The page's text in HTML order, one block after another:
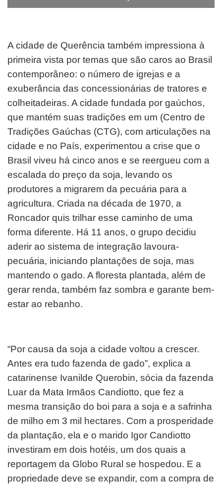
A cidade de Querência também impressiona à
primeira vista por temas que são caros ao Brasil
contemporâneo: o número de igrejas e a
exuberância das concessionárias de tratores e
colheitadeiras. A cidade fundada por gaúchos,
que mantém suas tradições em um (Centro de
Tradições Gaúchas (CTG), com articulações na
cidade e no País, experimentou a crise que o
Brasil viveu há cinco anos e se reergueu com a
escalada do preço da soja, levando os
produtores a migrarem da pecuária para a
agricultura. Criada na década de 1970, a
Roncador quis trilhar esse caminho de uma
forma diferente. Há 11 anos, o grupo decidiu
aderir ao sistema de integração lavoura-
pecuária, iniciando plantações de soja, mas
mantendo o gado. A floresta plantada, além de
gerar renda, também faz sombra e garante bem-
estar ao rebanho.
“Por causa da soja a cidade voltou a crescer.
Antes era tudo fazenda de gado”, explica a
catarinense Ivanilde Querobin, sócia da fazenda
Luar da Mata Irmãos Candiotto, que fez a
mesma transição do boi para a soja e a safrinha
de milho em 3 mil hectares. Com a prosperidade
da plantação, ela e o marido Igor Candiotto
investiram em dois hotéis, um dos quais a
reportagem da Globo Rural se hospedou. E a
propriedade deve se expandir, com a compra de